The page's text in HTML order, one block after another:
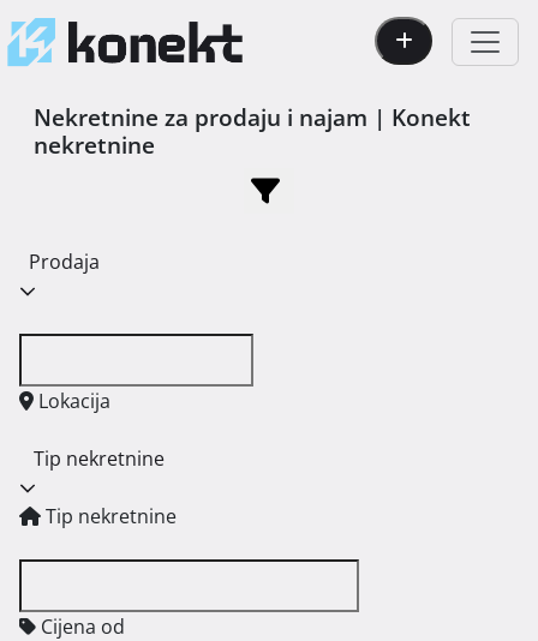
Nekretnine za prodaju i najam | Konekt
nekretnine
Prodaja
Lokacija
Tip nekretnine
Tip nekretnine
Cijena od